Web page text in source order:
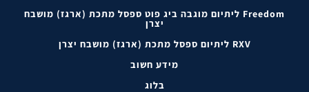
Freedom ליתיום מוגבה ביג פוט ספסל מתכת (ארגז) מושבח
יצרן
RXV ליתיום ספסל מתכת (ארגז) מושבח יצרן
מידע חשוב
בלוג